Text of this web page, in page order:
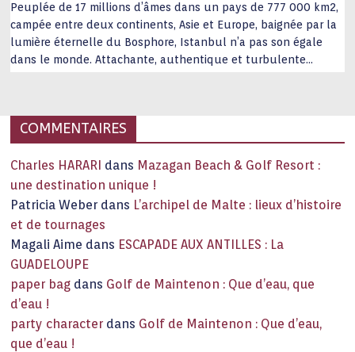
Peuplée de 17 millions d’âmes dans un pays de 777 000 km2,
campée entre deux continents, Asie et Europe, baignée par la
lumière éternelle du Bosphore, Istanbul n’a pas son égale
dans le monde. Attachante, authentique et turbulente
COMMENTAIRES
Charles HARARI dans Mazagan Beach & Golf Resort :
une destination unique !
Patricia Weber dans L’archipel de Malte : lieux d’histoire
et de tournages
Magali Aime dans ESCAPADE AUX ANTILLES : La
GUADELOUPE
paper bag dans Golf de Maintenon : Que d’eau, que
d’eau !
party character dans Golf de Maintenon : Que d’eau,
que d’eau !